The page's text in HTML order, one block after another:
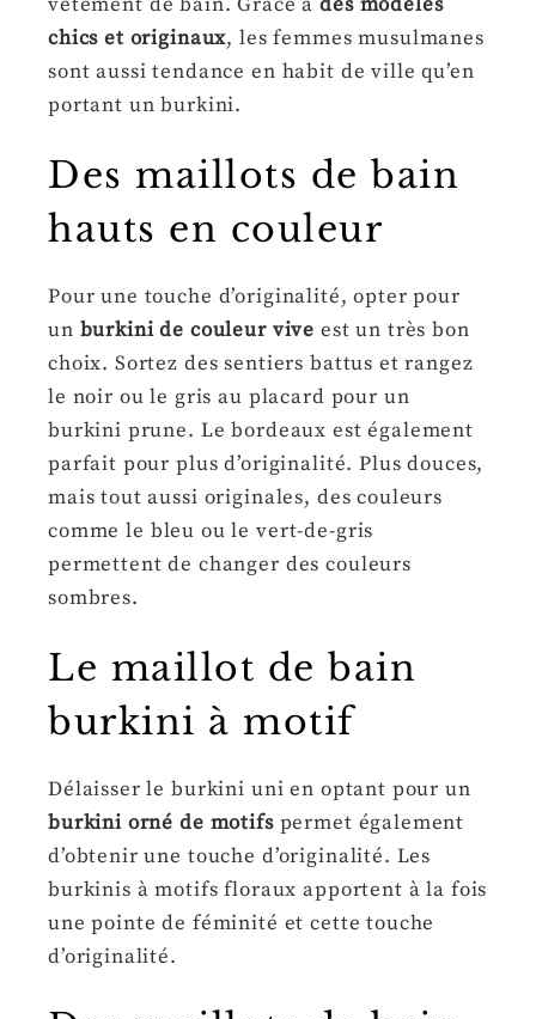
chics et originaux, les femmes musulmanes
sont aussi tendance en habit de ville qu’en
portant un burkini.
Des maillots de bain
hauts en couleur
Pour une touche d’originalité, opter pour
un burkini de couleur vive est un très bon
choix. Sortez des sentiers battus et rangez
le noir ou le gris au placard pour un
burkini prune. Le bordeaux est également
parfait pour plus d’originalité. Plus douces,
mais tout aussi originales, des couleurs
comme le bleu ou le vert-de-gris
permettent de changer des couleurs
sombres.
Le maillot de bain
burkini à motif
Délaisser le burkini uni en optant pour un
burkini orné de motifs permet également
d’obtenir une touche d’originalité. Les
burkinis à motifs floraux apportent à la fois
une pointe de féminité et cette touche
d’originalité.